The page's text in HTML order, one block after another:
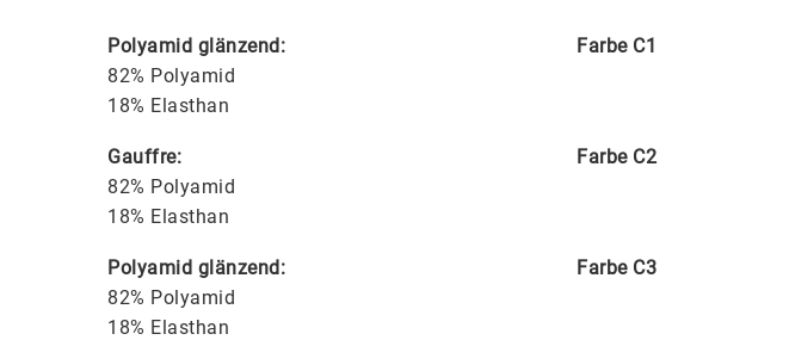
Polyamid glänzend:
82% Polyamid
18% Elasthan
Farbe C1
Gauffre:
82% Polyamid
18% Elasthan
Farbe C2
Polyamid glänzend:
82% Polyamid
18% Elasthan
Farbe C3